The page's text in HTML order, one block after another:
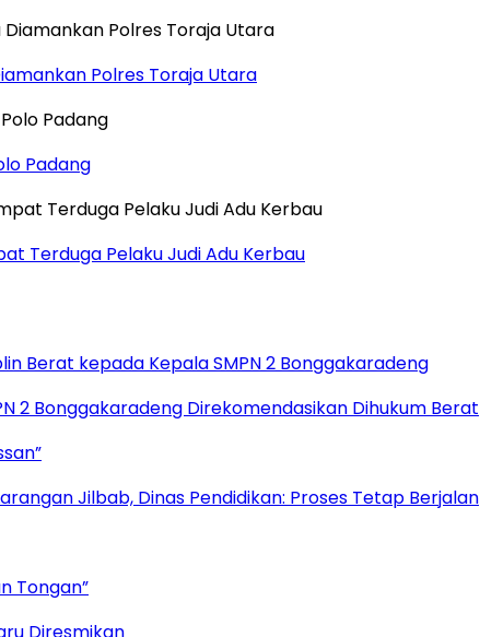
Polres Toraja Utara
Padang
Terduga Pelaku Judi Adu Kerbau
Berat kepada Kepala SMPN 2 Bonggakaradeng
2 Bonggakaradeng Direkomendasikan Dihukum Berat
Jilbab, Dinas Pendidikan: Proses Tetap Berjalan
Tongan”